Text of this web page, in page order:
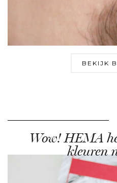
BEKIJK
Wow! HEMA
kleuren